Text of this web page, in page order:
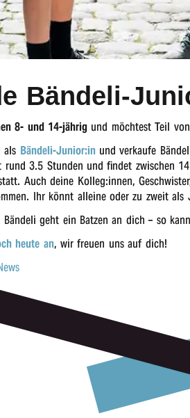
Bändeli-
8- und 14-jährig und möch­test Teil
als Bändeli-Junior:inund verkau­fe
rund 3.5 Stun­den und findet zwischen
Auch deine Kolleg:innen,
Ihr könnt allei­ne oder zu zweit als
Bände­li geht ein Batzen an dich – so
heute an, wir freu­en uns auf dich!